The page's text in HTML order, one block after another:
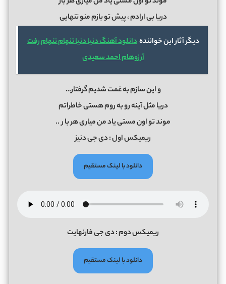
دریا بی ارادم ، پیش تو بازم منو تنهایی
دیگر آثار این خوانندهدانلود آهنگ دنیا دنیا تنهام تنهام رفت
آرزوهام احمد سعیدی
و این سازم به غمت شدیم گرفتار…
دریا مثل آینه رو به روم هستی خاطراتم
موند تو اون مستی یاد من میاری هر بار ..
ریمیکس اول : دی جی دنیز
دانلود با لینک مستقیم
ریمیکس دوم : دی جی فارنهایت
دانلود با لینک مستقیم